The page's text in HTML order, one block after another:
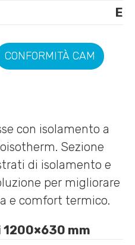
E
CONFORMITÀ CAM
mm